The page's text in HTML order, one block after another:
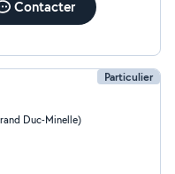
contacterais. Mes amitiés à tous les voisins. ARIANE D.
Contacter
Particulier
Duc-Minelle)